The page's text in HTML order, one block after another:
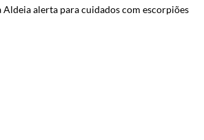
Aldeia alerta para cuidados com escorpiões